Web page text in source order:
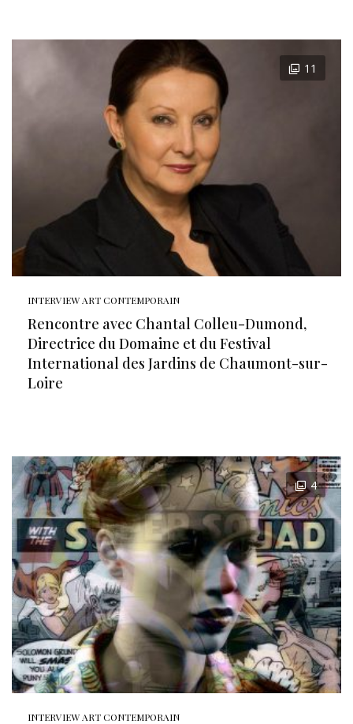
11
INTERVIEW ART CONTEMPORAIN
Rencontre avec Chantal Colleu-Dumond,
Directrice du Domaine et du Festival
International des Jardins de Chaumont-sur-
Loire
4
INTERVIEW ART CONTEMPORAIN